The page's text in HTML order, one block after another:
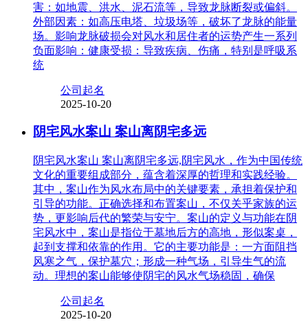
害：如地震、洪水、泥石流等，导致龙脉断裂或偏斜。
外部因素：如高压电塔、垃圾场等，破坏了龙脉的能量
场。影响龙脉破损会对风水和居住者的运势产生一系列
负面影响：健康受损：导致疾病、伤痛，特别是呼吸系
统
公司起名
2025-10-20
阴宅风水案山 案山离阴宅多远
阴宅风水案山 案山离阴宅多远,阴宅风水，作为中国传统
文化的重要组成部分，蕴含着深厚的哲理和实践经验。
其中，案山作为风水布局中的关键要素，承担着保护和
引导的功能。正确选择和布置案山，不仅关乎家族的运
势，更影响后代的繁荣与安宁。案山的定义与功能在阴
宅风水中，案山是指位于墓地后方的高地，形似案桌，
起到支撑和依靠的作用。它的主要功能是：一方面阻挡
风寒之气，保护墓穴；形成一种气场，引导生气的流
动。理想的案山能够使阴宅的风水气场稳固，确保
公司起名
2025-10-20